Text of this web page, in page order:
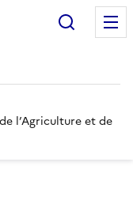
l’Agriculture et de